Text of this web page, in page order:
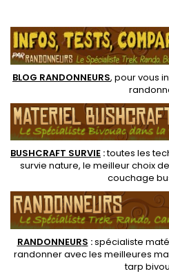
quatre clips distincts.
BLOG RANDONNEURS, pour vous
BUSHCRAFT SURVIE :toutes les
survie nature, le meilleur choix de
couchage
RANDONNEURS :spécialiste
randonner avec les meilleures
tarp